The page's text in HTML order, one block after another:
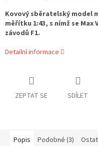
Kovový sběratelský model
měřítku 1:43, s nímž se
závodů F1.
Detailní informace
ZEPTAT SE SDÍLET
Popis Podobné (3)